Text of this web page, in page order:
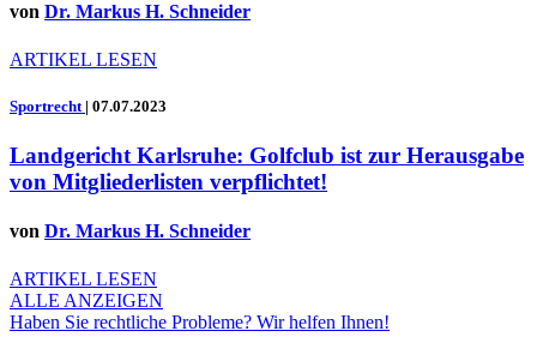
von Dr. Markus H. Schneider
ARTIKEL LESEN
Sportrecht | 07.07.2023
Landgericht Karlsruhe: Golfclub ist zur Herausgabe
von Mitgliederlisten verpflichtet!
von Dr. Markus H. Schneider
ARTIKEL LESEN
ALLE ANZEIGEN
Haben Sie rechtliche Probleme? Wir helfen Ihnen!